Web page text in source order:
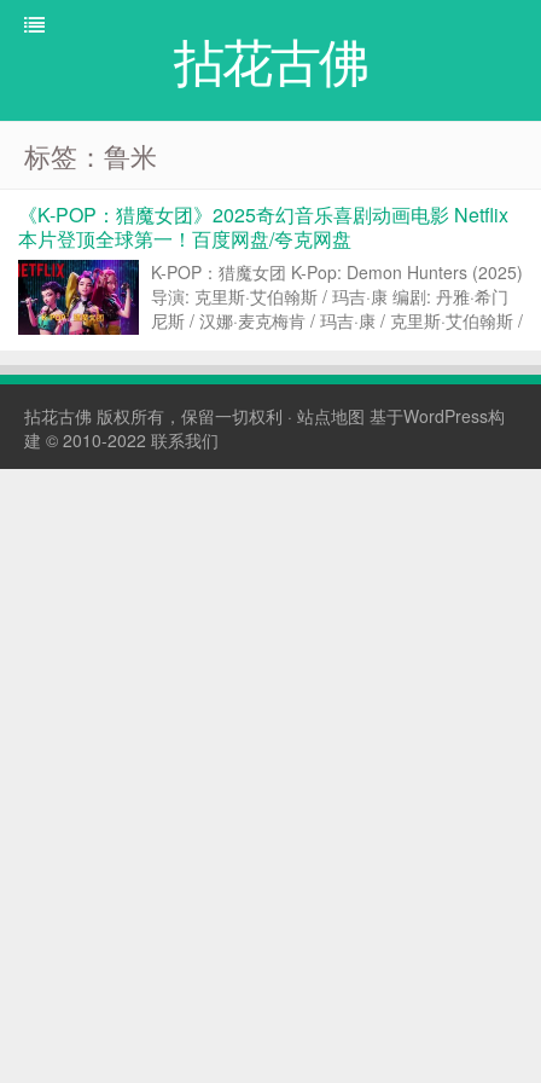
拈花古佛
标签：鲁米
《K-POP：猎魔女团》2025奇幻音乐喜剧动画电影 Netflix
本片登顶全球第一！百度网盘/夸克网盘
K-POP：猎魔女团 K-Pop: Demon Hunters (2025)
导演: 克里斯·艾伯翰斯 / 玛吉·康 编剧: 丹雅·希门
尼斯 / 汉娜·麦克梅肯 / 玛吉·康 / 克里斯·艾伯翰斯 /
孝燮 / 金...
拈花古佛 版权所有，保留一切权利 · 站点地图 基于WordPress构
建 © 2010-2022 联系我们